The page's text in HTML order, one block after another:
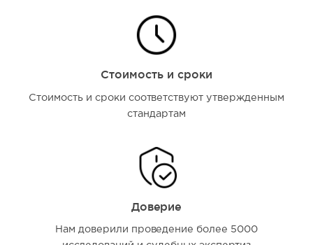
Стоимость и сроки
Стоимость и сроки соответствуют утвержденным
стандартам
Доверие
Нам доверили проведение более 5000